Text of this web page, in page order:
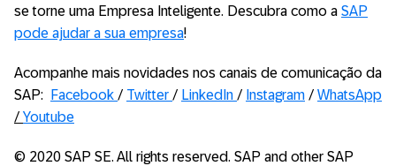
se torne uma Empresa Inteligente. Descubra como a SAP
pode ajudar a sua empresa!
Acompanhe mais novidades nos canais de comunicação da
SAP:
Facebook / Twitter / LinkedIn / Instagram / WhatsApp
/ Youtube
© 2020 SAP SE. All rights reserved. SAP and other SAP